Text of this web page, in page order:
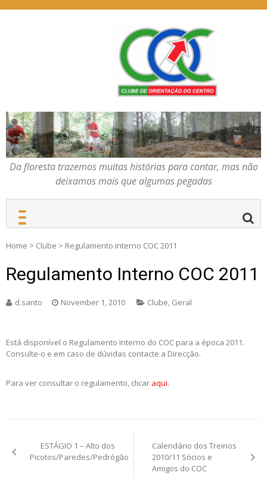
COC – CLUBE DE
ORIENTAÇÃO DO
CENTRO
Da floresta trazemos
muitas histórias para
contar, mas não deixamos
mais que algumas
pegadas
Da floresta trazemos muitas histórias para contar, mas não
deixamos mais que algumas pegadas
Home > Clube > Regulamento Interno COC 2011
Regulamento Interno COC 2011
d.santo November 1, 2010 Clube, Geral
Está disponível o Regulamento Interno do COC para a época 2011.
Consulte-o e em caso de dúvidas contacte a Direcção.
Para ver consultar o regulamento, clicar aqui.
navigation
ESTÁGIO 1 – Alto dos
Picotos/Paredes/Pedrógão
Calendário dos Treinos
2010/11 Sócios e
Amigos do COC